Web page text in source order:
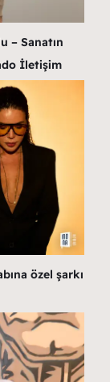
– Sanatın
İletişim
özel şarkı